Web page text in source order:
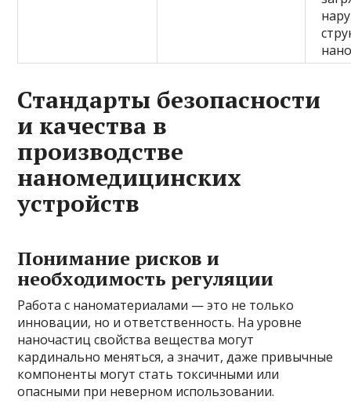
Стандарты безопасности
и качества в
производстве
наномедицинских
устройств
Понимание рисков и
необходимость регуляции
Работа с наноматериалами — это не только
инновации, но и ответственность. На уровне
наночастиц свойства вещества могут
кардинально меняться, а значит, даже привычные
компоненты могут стать токсичными или
опасными при неверном использовании.